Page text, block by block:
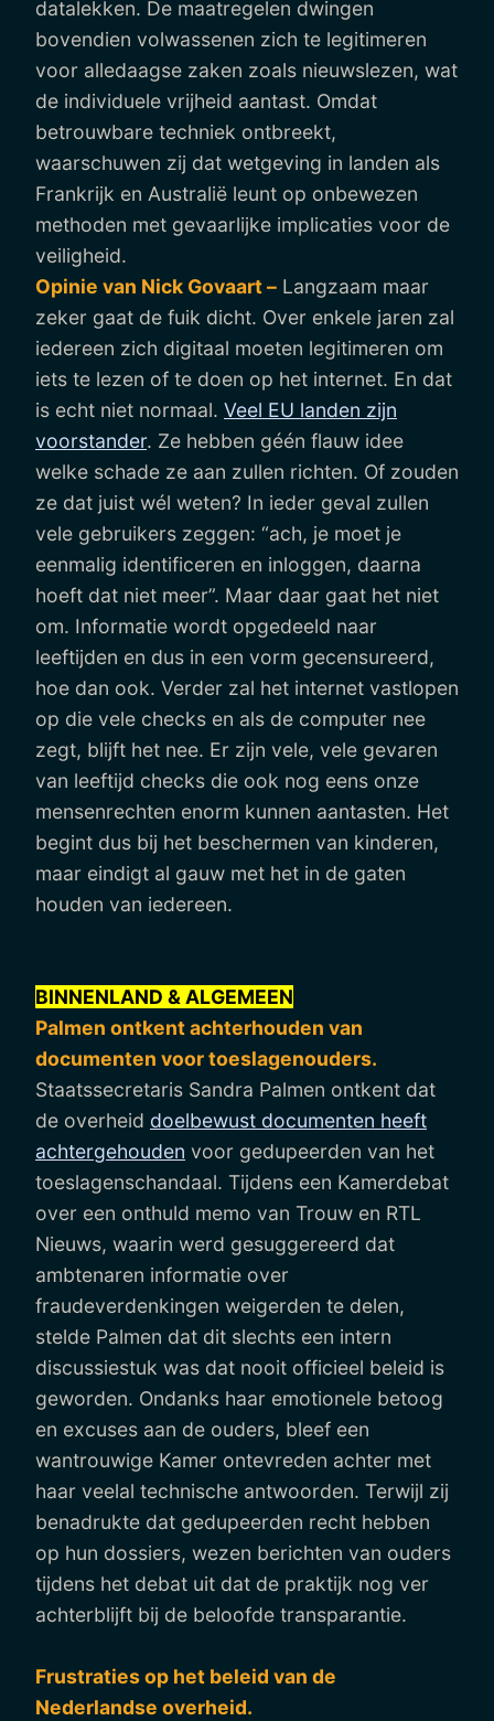
datalekken. De maatregelen dwingen
bovendien volwassenen zich te legitimeren
voor alledaagse zaken zoals nieuwslezen, wat
de individuele vrijheid aantast. Omdat
betrouwbare techniek ontbreekt,
waarschuwen zij dat wetgeving in landen als
Frankrijk en Australië leunt op onbewezen
methoden met gevaarlijke implicaties voor de
veiligheid.
Opinie van Nick Govaart – Langzaam maar
zeker gaat de fuik dicht. Over enkele jaren zal
iedereen zich digitaal moeten legitimeren om
iets te lezen of te doen op het internet. En dat
is echt niet normaal. Veel EU landen zijn
voorstander. Ze hebben géén flauw idee
welke schade ze aan zullen richten. Of zouden
ze dat juist wél weten? In ieder geval zullen
vele gebruikers zeggen: “ach, je moet je
eenmalig identificeren en inloggen, daarna
hoeft dat niet meer”. Maar daar gaat het niet
om. Informatie wordt opgedeeld naar
leeftijden en dus in een vorm gecensureerd,
hoe dan ook. Verder zal het internet vastlopen
op die vele checks en als de computer nee
zegt, blijft het nee. Er zijn vele, vele gevaren
van leeftijd checks die ook nog eens onze
mensenrechten enorm kunnen aantasten. Het
begint dus bij het beschermen van kinderen,
maar eindigt al gauw met het in de gaten
houden van iedereen.
BINNENLAND & ALGEMEEN
Palmen ontkent achterhouden van
documenten voor toeslagenouders.
Staatssecretaris Sandra Palmen ontkent dat
de overheid doelbewust documenten heeft
achtergehouden voor gedupeerden van het
toeslagenschandaal. Tijdens een Kamerdebat
over een onthuld memo van Trouw en RTL
Nieuws, waarin werd gesuggereerd dat
ambtenaren informatie over
fraudeverdenkingen weigerden te delen,
stelde Palmen dat dit slechts een intern
discussiestuk was dat nooit officieel beleid is
geworden. Ondanks haar emotionele betoog
en excuses aan de ouders, bleef een
wantrouwige Kamer ontevreden achter met
haar veelal technische antwoorden. Terwijl zij
benadrukte dat gedupeerden recht hebben
op hun dossiers, wezen berichten van ouders
tijdens het debat uit dat de praktijk nog ver
achterblijft bij de beloofde transparantie.
Frustraties op het beleid van de
Nederlandse overheid.